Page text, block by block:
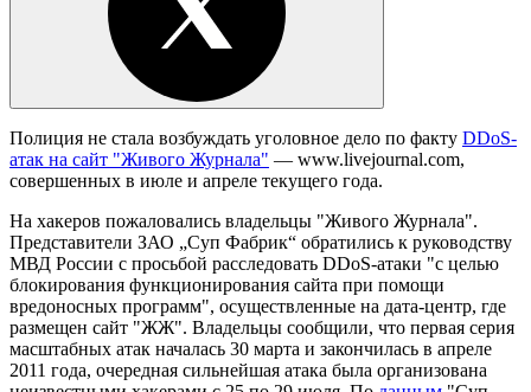
Полиция не стала возбуждать уголовное дело по факту DDoS-
атак на сайт "Живого Журнала" — www.livejournal.com,
совершенных в июле и апреле текущего года.
На хакеров пожаловались владельцы "Живого Журнала".
Представители ЗАО „Суп Фабрик“ обратились к руководству
МВД России с просьбой расследовать DDoS-атаки "с целью
блокирования функционирования сайта при помощи
вредоносных программ", осуществленные на дата-центр, где
размещен сайт "ЖЖ". Владельцы сообщили, что первая серия
масштабных атак началась 30 марта и закончилась в апреле
2011 года, очередная сильнейшая атака была организована